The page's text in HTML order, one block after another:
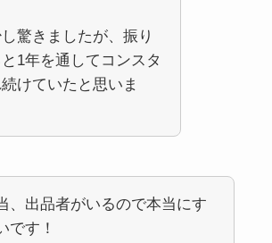
驚きましたが、振り
1年を通してコンスタ
けていたと思いま
、出品者がいるので本当にす
です！